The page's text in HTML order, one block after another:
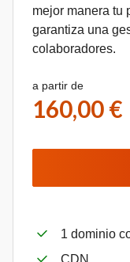
mejor manera tu
garantiza una
colaboradores.
a partir de
160,00 €
1 dominio
CDN